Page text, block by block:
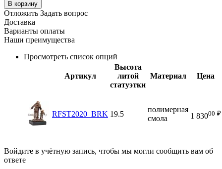
В корзину
Отложить Задать вопрос
Доставка
Варианты оплаты
Наши преимущества
Просмотреть список опций
Артикул
Высота
литой
статуэтки
Материал Цена
RFST2020_BRK 19.5
полимерная
смола
1 83000 ₽
Войдите в учётную запись, чтобы мы могли сообщить вам об
ответе